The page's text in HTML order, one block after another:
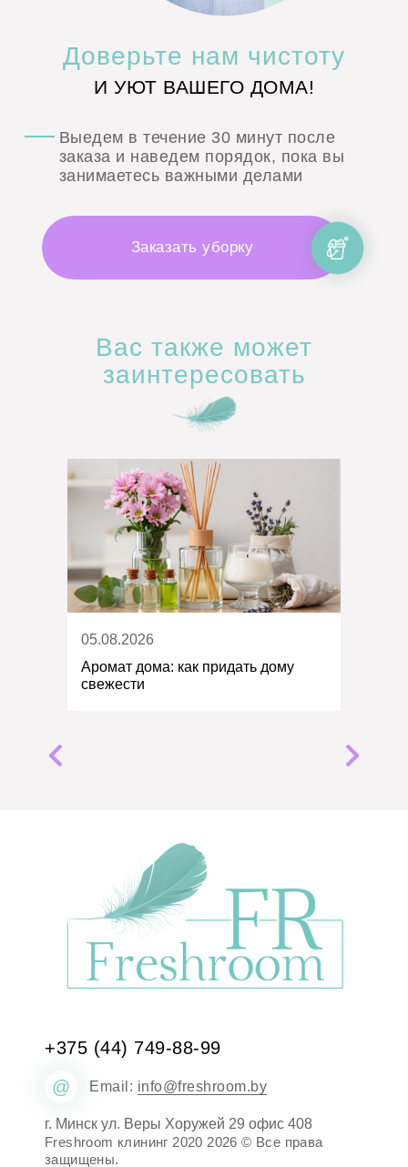
Доверьте нам чистоту
И УЮТ ВАШЕГО ДОМА!
Выедем в течение 30 минут после
заказа и наведем порядок, пока вы
занимаетесь важными делами
Заказать уборку
Вас также может
заинтересовать
05.08.2026
Аромат дома: как придать дому
свежести
+375 (44) 749-88-99
@
Email: info@freshroom.by
г. Минск ул. Веры Хоружей 29 офис 408
Freshroom клининг 2020 2026 © Все права
защищены.